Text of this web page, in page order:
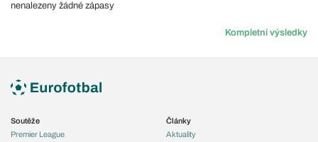
nenalezeny žádné zápasy
Kompletní výsledky
Soutěže
Premier League
Články
Aktuality